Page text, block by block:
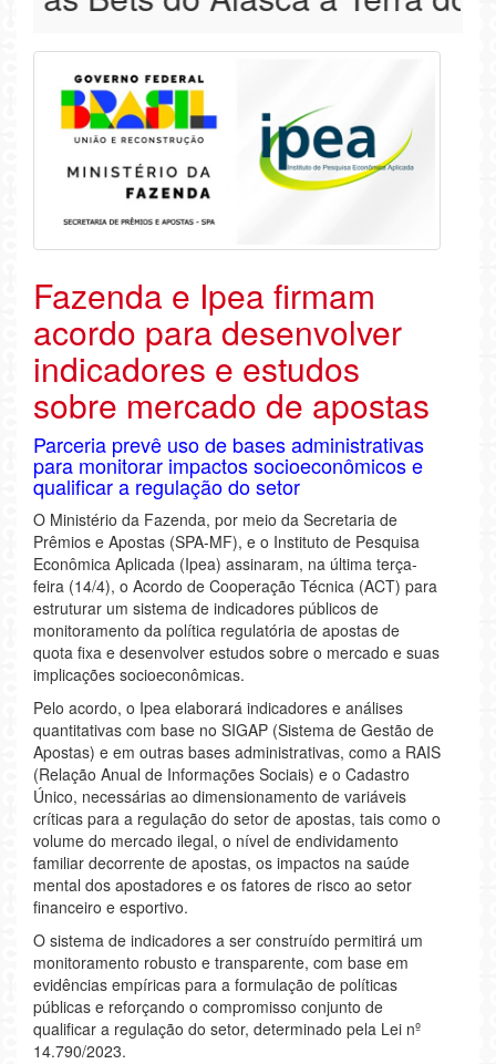
Fazenda e Ipea firmam
acordo para desenvolver
indicadores e estudos
sobre mercado de apostas
Parceria prevê uso de bases administrativas
para monitorar impactos socioeconômicos e
qualificar a regulação do setor
O Ministério da Fazenda, por meio da Secretaria de
Prêmios e Apostas (SPA-MF), e o Instituto de Pesquisa
Econômica Aplicada (Ipea) assinaram, na última terça-
feira (14/4), o Acordo de Cooperação Técnica (ACT) para
estruturar um sistema de indicadores públicos de
monitoramento da política regulatória de apostas de
quota fixa e desenvolver estudos sobre o mercado e suas
implicações socioeconômicas.
Pelo acordo, o Ipea elaborará indicadores e análises
quantitativas com base no SIGAP (Sistema de Gestão de
Apostas) e em outras bases administrativas, como a RAIS
(Relação Anual de Informações Sociais) e o Cadastro
Único, necessárias ao dimensionamento de variáveis
críticas para a regulação do setor de apostas, tais como o
volume do mercado ilegal, o nível de endividamento
familiar decorrente de apostas, os impactos na saúde
mental dos apostadores e os fatores de risco ao setor
financeiro e esportivo.
O sistema de indicadores a ser construído permitirá um
monitoramento robusto e transparente, com base em
evidências empíricas para a formulação de políticas
públicas e reforçando o compromisso conjunto de
qualificar a regulação do setor, determinado pela Lei nº
14.790/2023.